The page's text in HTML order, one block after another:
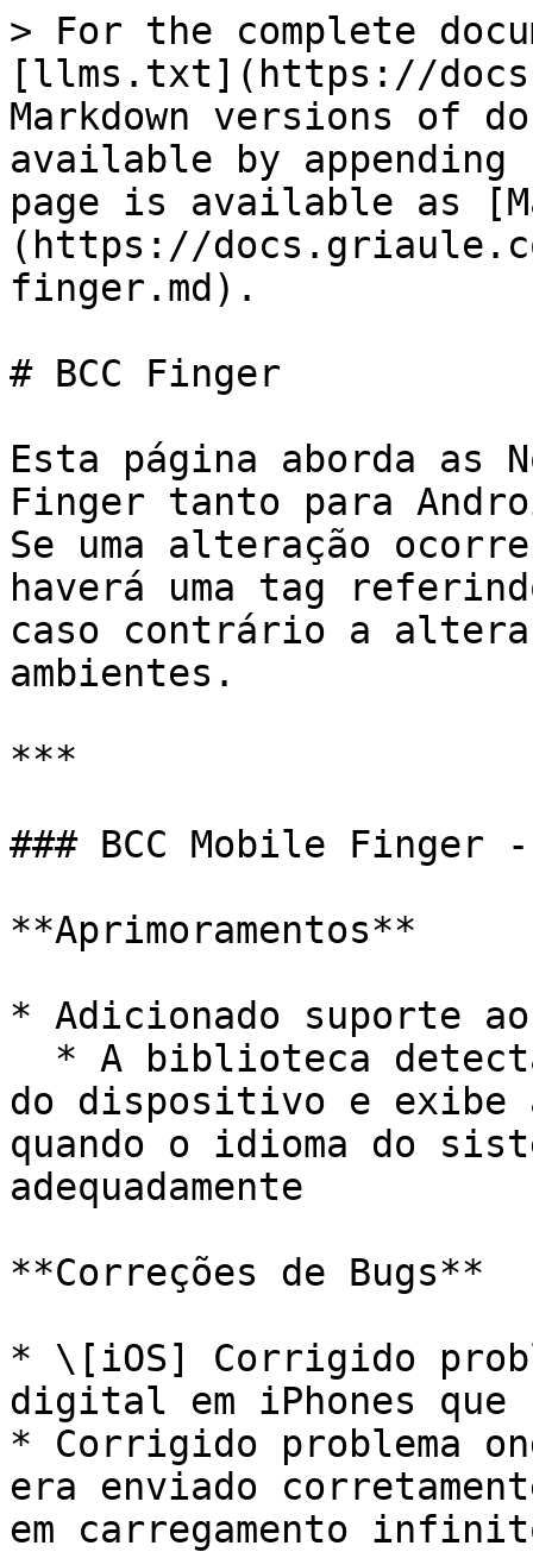
> For the complete
[llms.txt](https://
Markdown versions of
available by
page is available as
(https://
finger.md).
# BCC Finger
Esta página aborda as
Finger tanto para
Se uma alteração
haverá uma tag
caso contrário a
ambientes.
***
### BCC Mobile Finger
**Aprimoramentos**
* Adicionado suporte
do dispositivo e exibe
quando o idioma do
adequadamente
**Correções de Bugs**
* \[iOS] Corrigido
digital em iPhones que
* Corrigido problema
era enviado
em carregamento